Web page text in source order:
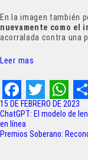
En la imagen también
nuevamente como el
acorralada contra una
Leer mas
F
a
T
w
W
h
S
h
15 DE FEBRERO DE 2023
Navegación
de
ChatGPT: El modelo de
en línea
Premios Soberano: